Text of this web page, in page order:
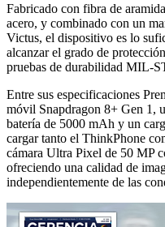
Fabricado con fibra de
acero, y combinado con un
Victus, el dispositivo es lo
alcanzar el grado de
pruebas de durabilidad MIL-
Entre sus especificaciones
móvil Snapdragon 8+ Gen 1,
batería de 5000 mAh y un
cargar tanto el ThinkPhone
cámara Ultra Pixel de 50 MP
ofreciendo una calidad de
independientemente de las